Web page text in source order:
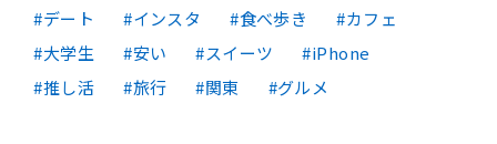
デート
インスタ 食べ歩き
カフェ
大学生
安い スイーツ
iPhone
推し活
旅行 関東 グルメ